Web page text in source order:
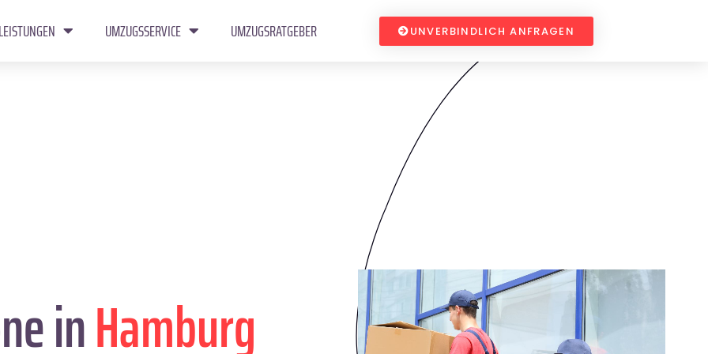
UMZUGSSERVICE UMZUGSRATGEBER UNVERBINDLICH ANFRAGEN
inHamburg